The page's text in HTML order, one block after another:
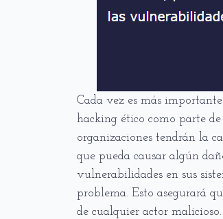
Cada vez es más
hacking ético como parte
organizaciones tendrán la
que pueda causar algún
vulnerabilidades en sus
problema. Esto asegurará
de cualquier actor malicioso.